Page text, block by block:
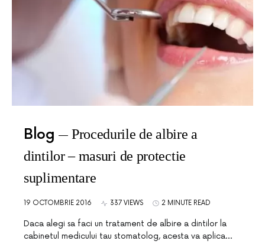
Blog
Procedurile de albire a
dintilor – masuri de protectie
suplimentare
19 OCTOMBRIE 2016 337 VIEWS 2 MINUTE READ
Daca alegi sa faci un tratament de albire a dintilor la
cabinetul medicului tau stomatolog, acesta va aplica…